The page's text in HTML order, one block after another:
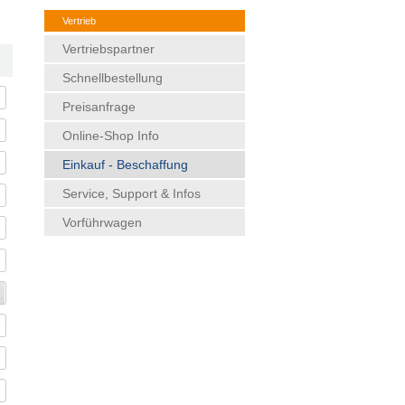
Vertrieb
Vertriebspartner
Schnellbestellung
Preisanfrage
Online-Shop Info
Einkauf - Beschaffung
Service, Support & Infos
Vorführwagen